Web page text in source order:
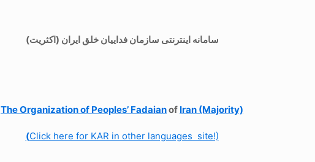
سامانه اینترنتی سازمان فداییان خلق ایران (اکثریت)
The Organization of Peoples’ Fadaianof Iran (Majority)
(Click here for KAR in other languages site!)